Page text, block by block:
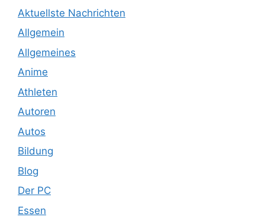
Aktuellste Nachrichten
Allgemein
Allgemeines
Anime
Athleten
Autoren
Autos
Bildung
Blog
Der PC
Essen